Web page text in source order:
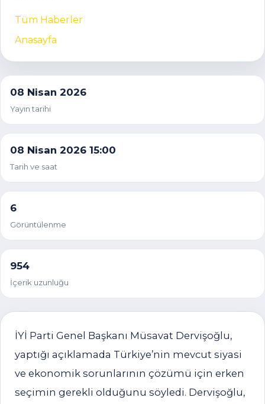
Tüm Haberler
Anasayfa
08 Nisan 2026
Yayın tarihi
08 Nisan 2026 15:00
Tarih ve saat
6
Görüntülenme
954
İçerik uzunluğu
İYİ Parti Genel Başkanı Müsavat Dervişoğlu,
yaptığı açıklamada Türkiye’nin mevcut siyasi
ve ekonomik sorunlarının çözümü için erken
seçimin gerekli olduğunu söyledi. Dervişoğlu,